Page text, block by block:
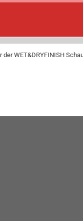
der WET&DRYFINISH